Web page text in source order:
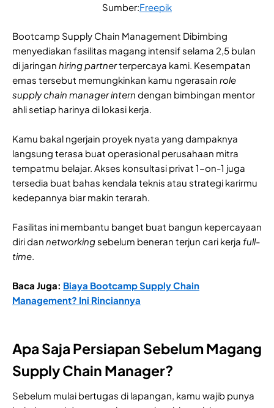
Sumber:Freepik
Bootcamp Supply Chain Management Dibimbing
menyediakan fasilitas magang intensif selama 2,5 bulan
di jaringan hiring partnerterpercaya kami. Kesempatan
emas tersebut memungkinkan kamu ngerasain role
supply chain manager intern dengan bimbingan mentor
ahli setiap harinya di lokasi kerja.
Kamu bakal ngerjain proyek nyata yang dampaknya
langsung terasa buat operasional perusahaan mitra
tempatmu belajar. Akses konsultasi privat 1-on-1 juga
tersedia buat bahas kendala teknis atau strategi karirmu
kedepannya biar makin terarah.
Fasilitas ini membantu banget buat bangun kepercayaan
diri dan networkingsebelum beneran terjun cari kerja full-
time.
Baca Juga: Biaya Bootcamp Supply Chain
Management? Ini Rinciannya
Apa Saja Persiapan Sebelum Magang
Supply Chain Manager?
Sebelum mulai bertugas di lapangan, kamu wajib punya